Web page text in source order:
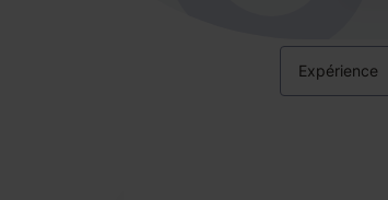
Expérience